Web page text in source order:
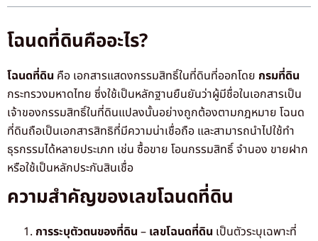
โฉนดที่ดินคืออะไร?
โฉนดที่ดิน คือ เอกสารแสดงกรรมสิทธิ์ในที่ดินที่ออกโดย กรมที่ดิน
กระทรวงมหาดไทย ซึ่งใช้เป็นหลักฐานยืนยันว่าผู้มีชื่อในเอกสารเป็น
เจ้าของกรรมสิทธิ์ในที่ดินแปลงนั้นอย่างถูกต้องตามกฎหมาย โฉนด
ที่ดินถือเป็นเอกสารสิทธิที่มีความน่าเชื่อถือ และสามารถนำไปใช้ทำ
ธุรกรรมได้หลายประเภท เช่น ซื้อขาย โอนกรรมสิทธิ์ จำนอง ขายฝาก
หรือใช้เป็นหลักประกันสินเชื่อ
ความสำคัญของเลขโฉนดที่ดิน
การระบุตัวตนของที่ดิน – เลขโฉนดที่ดิน เป็นตัวระบุเฉพาะที่